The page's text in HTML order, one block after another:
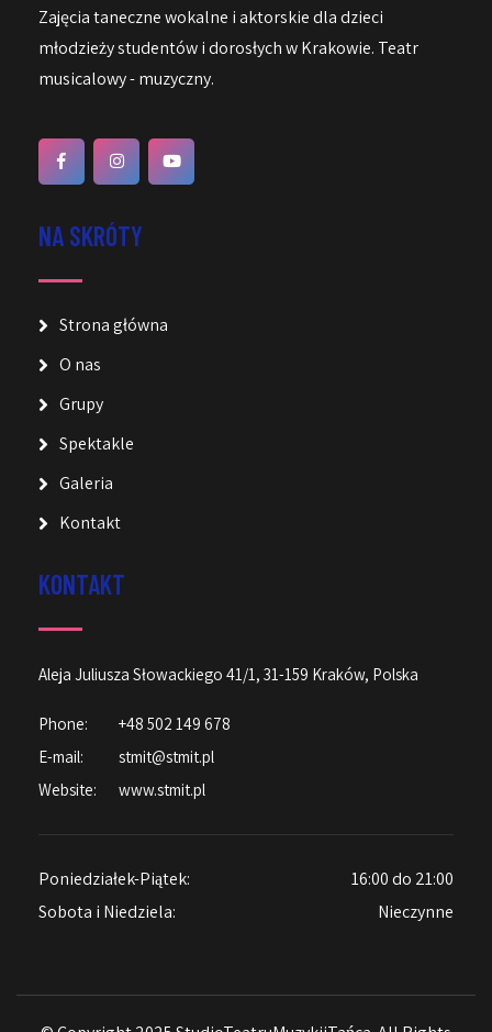
Zajęcia taneczne wokalne i aktorskie dla dzieci
młodzieży studentów i dorosłych w Krakowie. Teatr
musicalowy - muzyczny.
NA SKRÓTY
Strona główna
O nas
Grupy
Spektakle
Galeria
Kontakt
KONTAKT
Aleja Juliusza Słowackiego 41/1, 31-159 Kraków, Polska
Phone:
+48 502 149 678
E-mail:
stmit@stmit.pl
Website:
www.stmit.pl
Poniedziałek-Piątek:
16:00 do 21:00
Sobota i Niedziela:
Nieczynne